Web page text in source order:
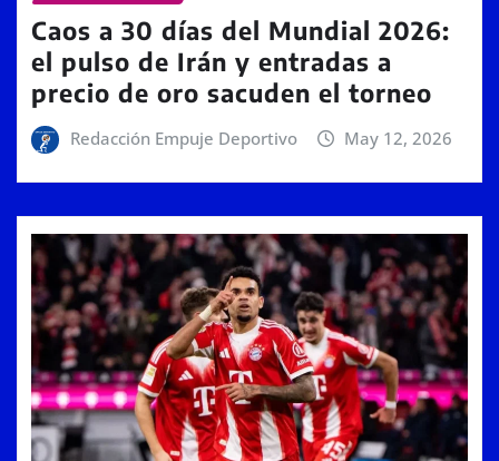
Caos a 30 días del Mundial 2026:
el pulso de Irán y entradas a
precio de oro sacuden el torneo
Redacción Empuje Deportivo May 12, 2026